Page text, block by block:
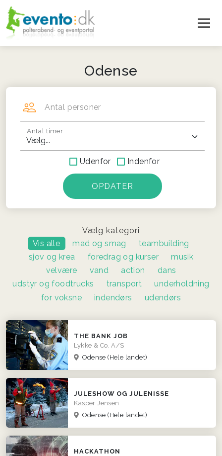
Odense
Antal personer
Antal timer
Udenfor Indenfor
Vælg kategori
Vis alle
mad og smag
teambuilding
sjov og krea
foredrag og kurser
musik
velvære
vand action
dans
udstyr og foodtrucks
transport
underholdning
for voksne
indendørs udendørs
THE BANK JOB
Lykke & Co. A/S
Odense(Hele landet)
JULESHOW OG JULENISSE
Kasper Jensen
Odense(Hele landet)
HACKATHON